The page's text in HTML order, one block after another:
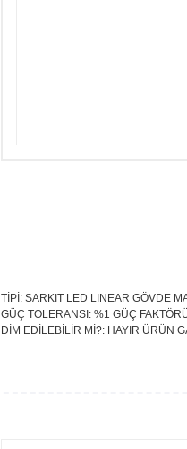
TİPİ: SARKIT LED LINEAR GÖVDE
GÜÇ TOLERANSI: %1 GÜÇ
DİM EDİLEBİLİR Mİ?: HAYIR ÜRÜN